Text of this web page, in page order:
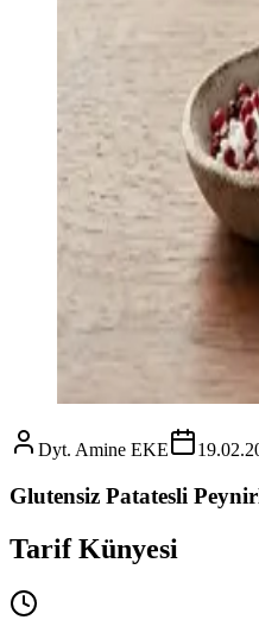
Dyt. Amine EKE
Glutensiz Patatesli
Tarif Künyesi